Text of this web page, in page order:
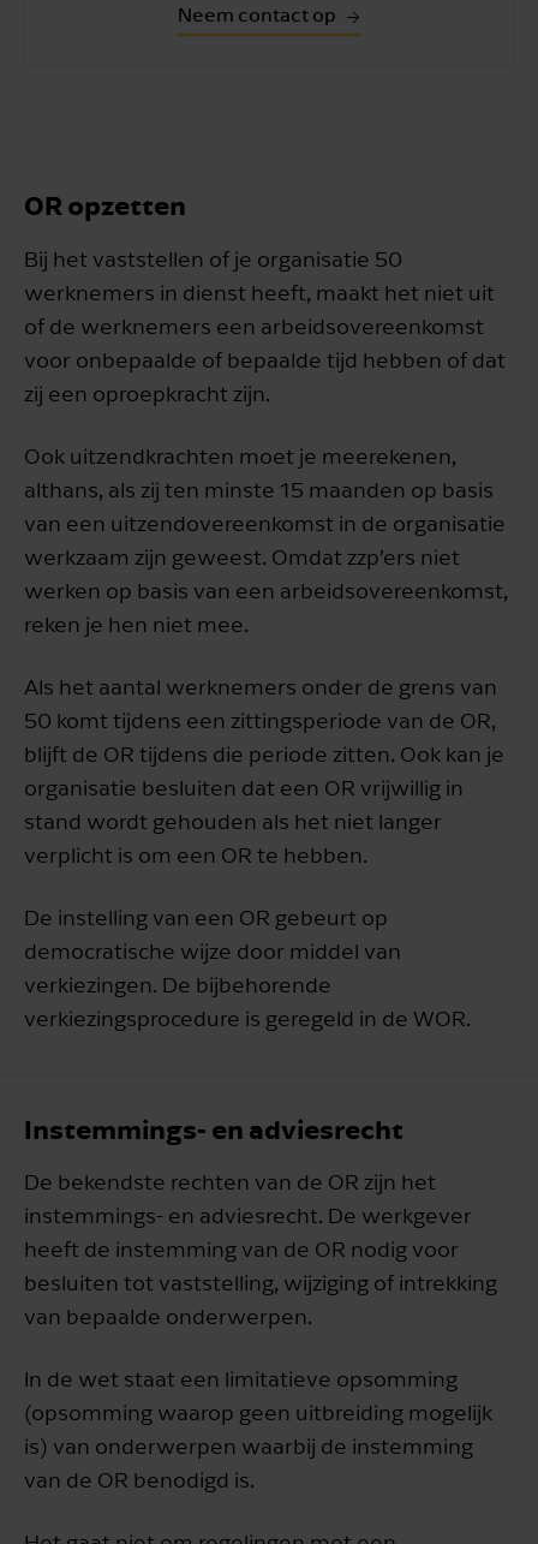
Neem contact op
OR opzetten
Bij het vaststellen of je organisatie 50
werknemers in dienst heeft, maakt het niet uit
of de werknemers een arbeidsovereenkomst
voor onbepaalde of bepaalde tijd hebben of dat
zij een oproepkracht zijn.
Ook uitzendkrachten moet je meerekenen,
althans, als zij ten minste 15 maanden op basis
van een uitzendovereenkomst in de organisatie
werkzaam zijn geweest. Omdat zzp’ers niet
werken op basis van een arbeidsovereenkomst,
reken je hen niet mee.
Als het aantal werknemers onder de grens van
50 komt tijdens een zittingsperiode van de OR,
blijft de OR tijdens die periode zitten. Ook kan je
organisatie besluiten dat een OR vrijwillig in
stand wordt gehouden als het niet langer
verplicht is om een OR te hebben.
De instelling van een OR gebeurt op
democratische wijze door middel van
verkiezingen. De bijbehorende
verkiezingsprocedure is geregeld in de WOR.
Instemmings- en adviesrecht
De bekendste rechten van de OR zijn het
instemmings- en adviesrecht. De werkgever
heeft de instemming van de OR nodig voor
besluiten tot vaststelling, wijziging of intrekking
van bepaalde onderwerpen.
In de wet staat een limitatieve opsomming
(opsomming waarop geen uitbreiding mogelijk
is) van onderwerpen waarbij de instemming
van de OR benodigd is.